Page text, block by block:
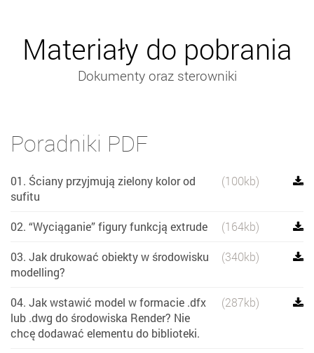
Materiały do pobrania
Dokumenty oraz sterowniki
Poradniki PDF
01. Ściany przyjmują zielony kolor od
sufitu
(100kb)
02. “Wyciąganie” figury funkcją extrude (164kb)
03. Jak drukować obiekty w środowisku
modelling?
(340kb)
04. Jak wstawić model w formacie .dfx
lub .dwg do środowiska Render? Nie
chcę dodawać elementu do biblioteki.
(287kb)